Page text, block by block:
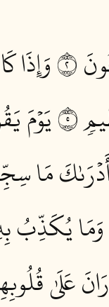
٢
وَإِذَا
٥
يَوۡمَ
مَا
وَمَا يُكَذِّبُ
عَلَىٰ